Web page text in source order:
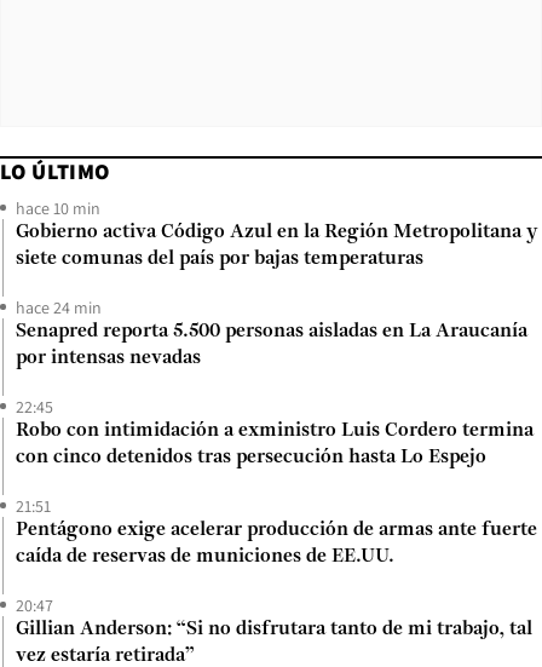
LO ÚLTIMO
hace 10 min
Gobierno activa Código Azul en la Región Metropolitana y
siete comunas del país por bajas temperaturas
hace 24 min
Senapred reporta 5.500 personas aisladas en La Araucanía
por intensas nevadas
22:45
Robo con intimidación a exministro Luis Cordero termina
con cinco detenidos tras persecución hasta Lo Espejo
21:51
Pentágono exige acelerar producción de armas ante fuerte
caída de reservas de municiones de EE.UU.
20:47
Gillian Anderson: “Si no disfrutara tanto de mi trabajo, tal
vez estaría retirada”